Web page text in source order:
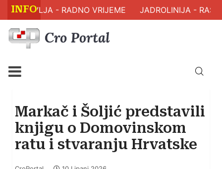
INFO
ZDRAVLJA - RADNO VRIJEME JADROLINIJA -
Markač i Šoljić predstavili
knjigu o Domovinskom
ratu i stvaranju Hrvatske